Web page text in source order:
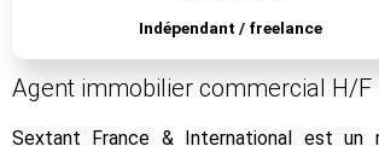
Indépendant / freelance
Agent immobilier commercial H/F
Sextant France & International est un